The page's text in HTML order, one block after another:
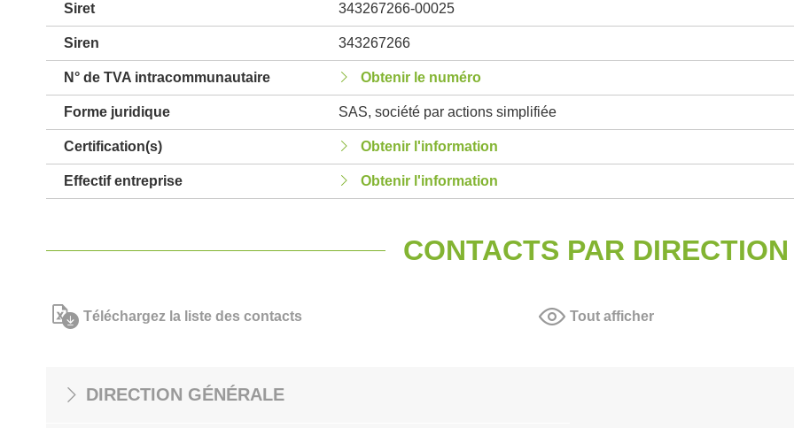
Siret 343267266-00025
Siren 343267266
N° de TVA intracommunautaire Obtenir le numéro
Forme juridique SAS, société par actions simplifiée
Certification(s) Obtenir l'information
Effectif entreprise Obtenir l'information
CONTACTS PAR DIRECTION
Téléchargez la liste des contacts Tout afficher
DIRECTION GÉNÉRALE